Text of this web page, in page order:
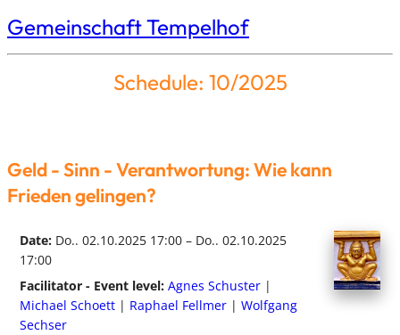
Gemeinschaft Tempelhof
Schedule: 10/2025
Geld - Sinn - Verantwortung: Wie kann
Frieden gelingen?
Date: Do.. 02.10.2025 17:00 – Do.. 02.10.2025
17:00
Facilitator - Event level:Agnes Schuster |
Michael Schoett | Raphael Fellmer |Wolfgang
Sechser